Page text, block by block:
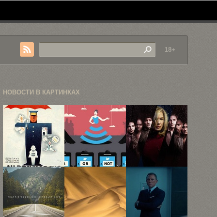
18+
НОВОСТИ В КАРТИНКАХ
Лучшие
ретро-
постеры
Злободневные
иллюстрации
Себастьена
Тибо
Netflix
показал
трейлер нео-
нуарной
антологии ...